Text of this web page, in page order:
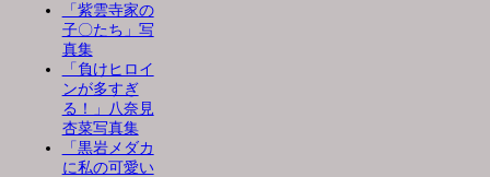
「紫雲寺家の
子〇たち」写
真集
「負けヒロイ
ンが多すぎ
る！」八奈見
杏菜写真集
「黒岩メダカ
に私の可愛い